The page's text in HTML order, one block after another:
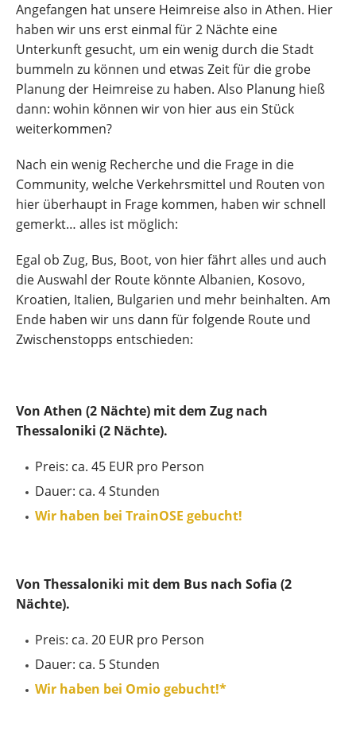
Angefangen hat unsere Heimreise also in Athen. Hier
haben wir uns erst einmal für 2 Nächte eine
Unterkunft gesucht, um ein wenig durch die Stadt
bummeln zu können und etwas Zeit für die grobe
Planung der Heimreise zu haben. Also Planung hieß
dann: wohin können wir von hier aus ein Stück
weiterkommen?
Nach ein wenig Recherche und die Frage in die
Community, welche Verkehrsmittel und Routen von
hier überhaupt in Frage kommen, haben wir schnell
gemerkt… alles ist möglich:
Egal ob Zug, Bus, Boot, von hier fährt alles und auch
die Auswahl der Route könnte Albanien, Kosovo,
Kroatien, Italien, Bulgarien und mehr beinhalten. Am
Ende haben wir uns dann für folgende Route und
Zwischenstopps entschieden:
Von Athen (2 Nächte) mit dem Zug nach
Thessaloniki (2 Nächte).
Preis: ca. 45 EUR pro Person
Dauer: ca. 4 Stunden
Wir haben bei TrainOSE gebucht!
Von Thessaloniki mit dem Bus nach Sofia (2
Nächte).
Preis: ca. 20 EUR pro Person
Dauer: ca. 5 Stunden
Wir haben bei Omio gebucht!*